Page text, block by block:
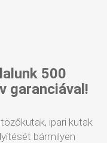
500
garanciával!
ipari kutak
bármilyen